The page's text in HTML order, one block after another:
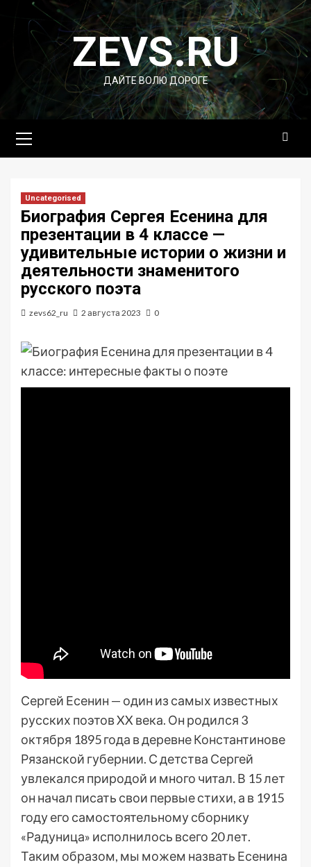
Перейти
содержимомуZEVS.RU
ДАЙТЕ ВОЛЮ ДОРОГЕ
меню
Uncategorised
Биография Сергея Есенина для
презентации в 4 классе —
удивительные истории о жизни и
деятельности знаменитого
русского поэта
zevs62_ru 2 августа 2023 0
Сергей Есенин — один из самых известных
русских поэтов XX века. Он родился 3
октября 1895 года в деревне Константинове
Рязанской губернии. С детства Сергей
увлекался природой и много читал. В 15 лет
он начал писать свои первые стихи, а в 1915
году его самостоятельному сборнику
«Радуница» исполнилось всего 20 лет.
Таким образом, мы можем назвать Есенина